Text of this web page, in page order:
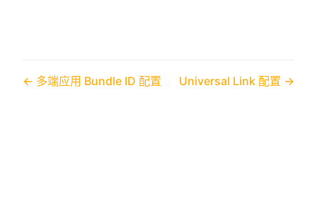
多端应用 Bundle ID 配置 Universal Link 配置